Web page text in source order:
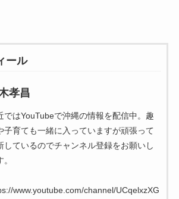
ール
孝昌
ではYouTubeで沖縄の情報を配信中。趣
子育ても一緒に入っていますが頑張って
しているのでチャンネル登録をお願いし
。
www.youtube.com/channel/UCqelxzXG